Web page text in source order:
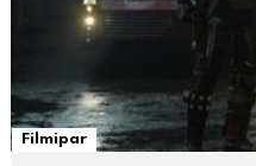
Filmipar